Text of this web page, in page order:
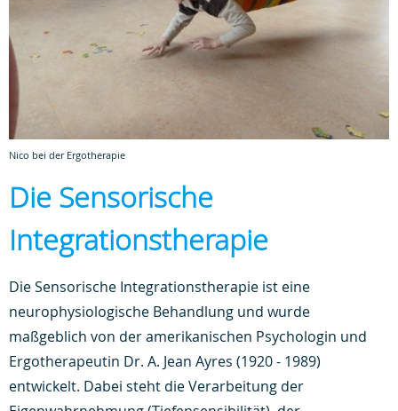
Nico bei der Ergotherapie
Die Sensorische
Integrationstherapie
Die Sensorische Integrationstherapie ist eine
neurophysiologische Behandlung und wurde
maßgeblich von der amerikanischen Psychologin und
Ergotherapeutin Dr. A. Jean Ayres (1920 - 1989)
entwickelt. Dabei steht die Verarbeitung der